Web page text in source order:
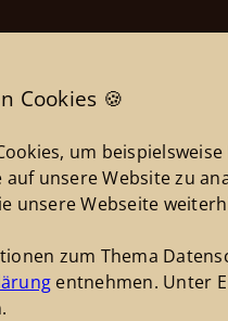
Juni 2025
jederzeit ansprechbar!
Cookies 🍪
um
unsere Website zu
unsere Webseite
zum Thema
entnehmen. Unter